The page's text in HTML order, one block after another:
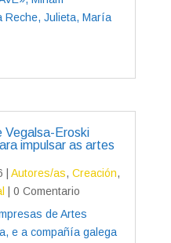
Reche, Julieta, María
Vegalsa-Eroski
impulsar as artes
Autores/as, Creación,
| 0 Comentario
de Artes
e a compañía galega